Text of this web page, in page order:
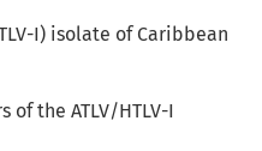
I) isolate of Caribbean
the ATLV/HTLV-I